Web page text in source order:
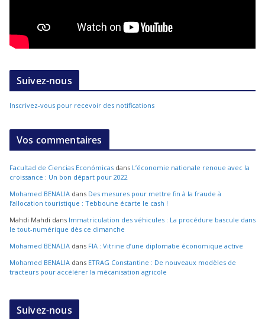
Suivez-nous
Inscrivez-vous pour recevoir des notifications
Vos commentaires
Facultad de Ciencias Económicas dans L’économie nationale renoue avec la
croissance : Un bon départ pour 2022
Mohamed BENALIA dans Des mesures pour mettre fin à la fraude à
l’allocation touristique : Tebboune écarte le cash !
Mahdi Mahdi dans Immatriculation des véhicules : La procédure bascule dans
le tout-numérique dès ce dimanche
Mohamed BENALIA dans FIA : Vitrine d’une diplomatie économique active
Mohamed BENALIA dans ETRAG Constantine : De nouveaux modèles de
tracteurs pour accélérer la mécanisation agricole
Suivez-nous